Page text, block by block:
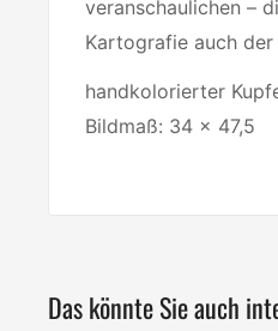
veranschaulichen –
Kartografie auch
handkolorierter
Bildmaß: 34 x 47,5
Das könnte Sie auch